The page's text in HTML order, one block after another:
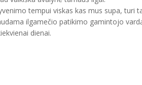
tempui viskas kas mus supa,
ilgamečio patikimo gamintojo
dienai.